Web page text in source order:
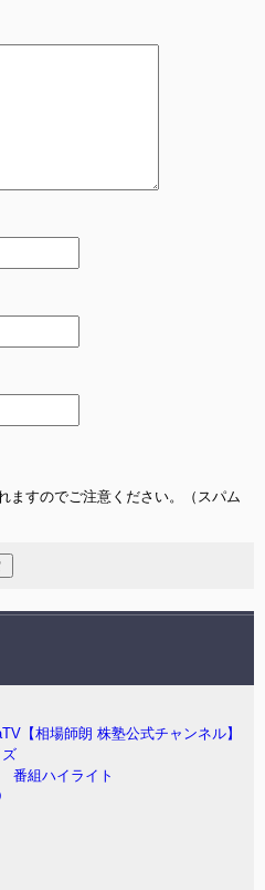
ますのでご注意ください。（スパム
【相場師朗 株塾公式チャンネル】
ズ
番組ハイライト